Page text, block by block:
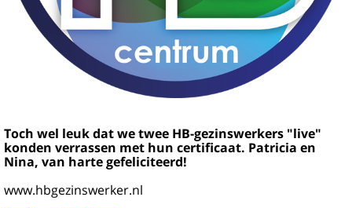
Toch wel leuk dat we twee HB-gezinswerkers "live"
konden verrassen met hun certificaat. Patricia en
Nina, van harte gefeliciteerd!
www.hbgezinswerker.nl